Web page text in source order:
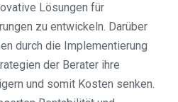
Lösungen für
zu entwickeln. Darüber
durch die Implementierung
der Berater ihre
und somit Kosten senken.